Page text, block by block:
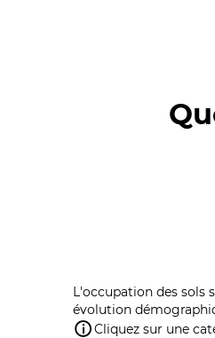
L'occupation des sols
évolution
Cliquez sur une